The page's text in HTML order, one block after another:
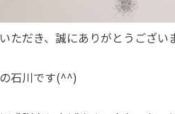
ただき、誠にありがとうござい
石川です(^^)